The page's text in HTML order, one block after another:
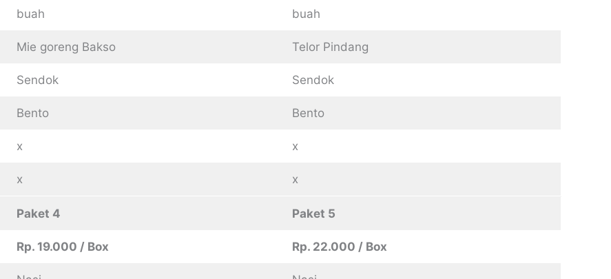
buah buah
Mie goreng Bakso Telor Pindang
Sendok Sendok
Bento Bento
x x
x x
Paket 4 Paket 5
Rp. 19.000 / Box Rp. 22.000 / Box